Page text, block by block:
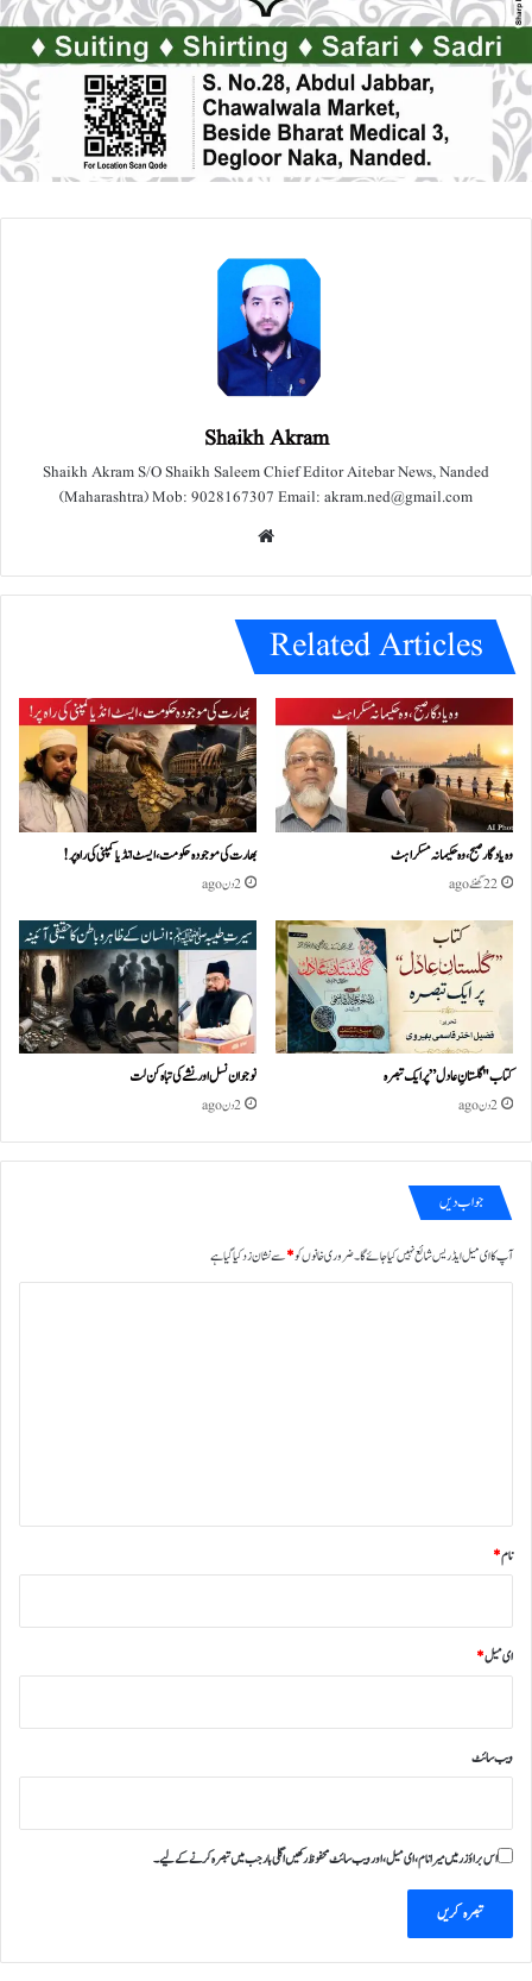
Shaikh Akram
Shaikh Akram S/O Shaikh Saleem Chief Editor Aitebar News, Nanded
(Maharashtra) Mob: 9028167307 Email: akram.ned@gmail.com
e
Related Articles
وہ یادگار صبح، وہ حکیمانہ مسکراہٹ
22 گھنٹے ago
بھارت کی موجودہ حکومت،ایسٹ انڈیا کمپنی کی راہ پر!
2 دن ago
کتاب "گلستانِ عادل” پر ایک تبصرہ
2 دن ago
نوجوان نسل اور نشے کی تباہ کن لت
2 دن ago
جواب دیں
آپ کا ای میل ایڈریس شائع نہیں کیا جائے گا۔ضروری خانوں کو*سے نشان زد کیا گیا ہے
نام*
ای میل*
ویب‌ سائٹ
اس براؤزر میں میرا نام، ای میل، اور ویب سائٹ محفوظ رکھیں اگلی بار جب میں تبصرہ کرنے کےلیے۔